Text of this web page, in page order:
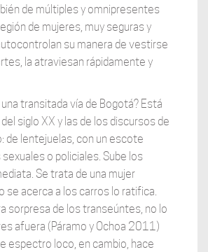
de múltiples y omnipresentes
de mujeres, muy seguras y
su manera de vestirse
la atraviesan rápidamente y
transitada vía de Bogotá? Está
siglo XX y las de los discursos de
de lentejuelas, con un escote
o policiales. Sube los
Se trata de una mujer
se acerca a los carros lo ratifica.
sorpresa de los transeúntes, no lo
afuera (Páramo y Ochoa 2011)
espectro loco, en cambio, hace